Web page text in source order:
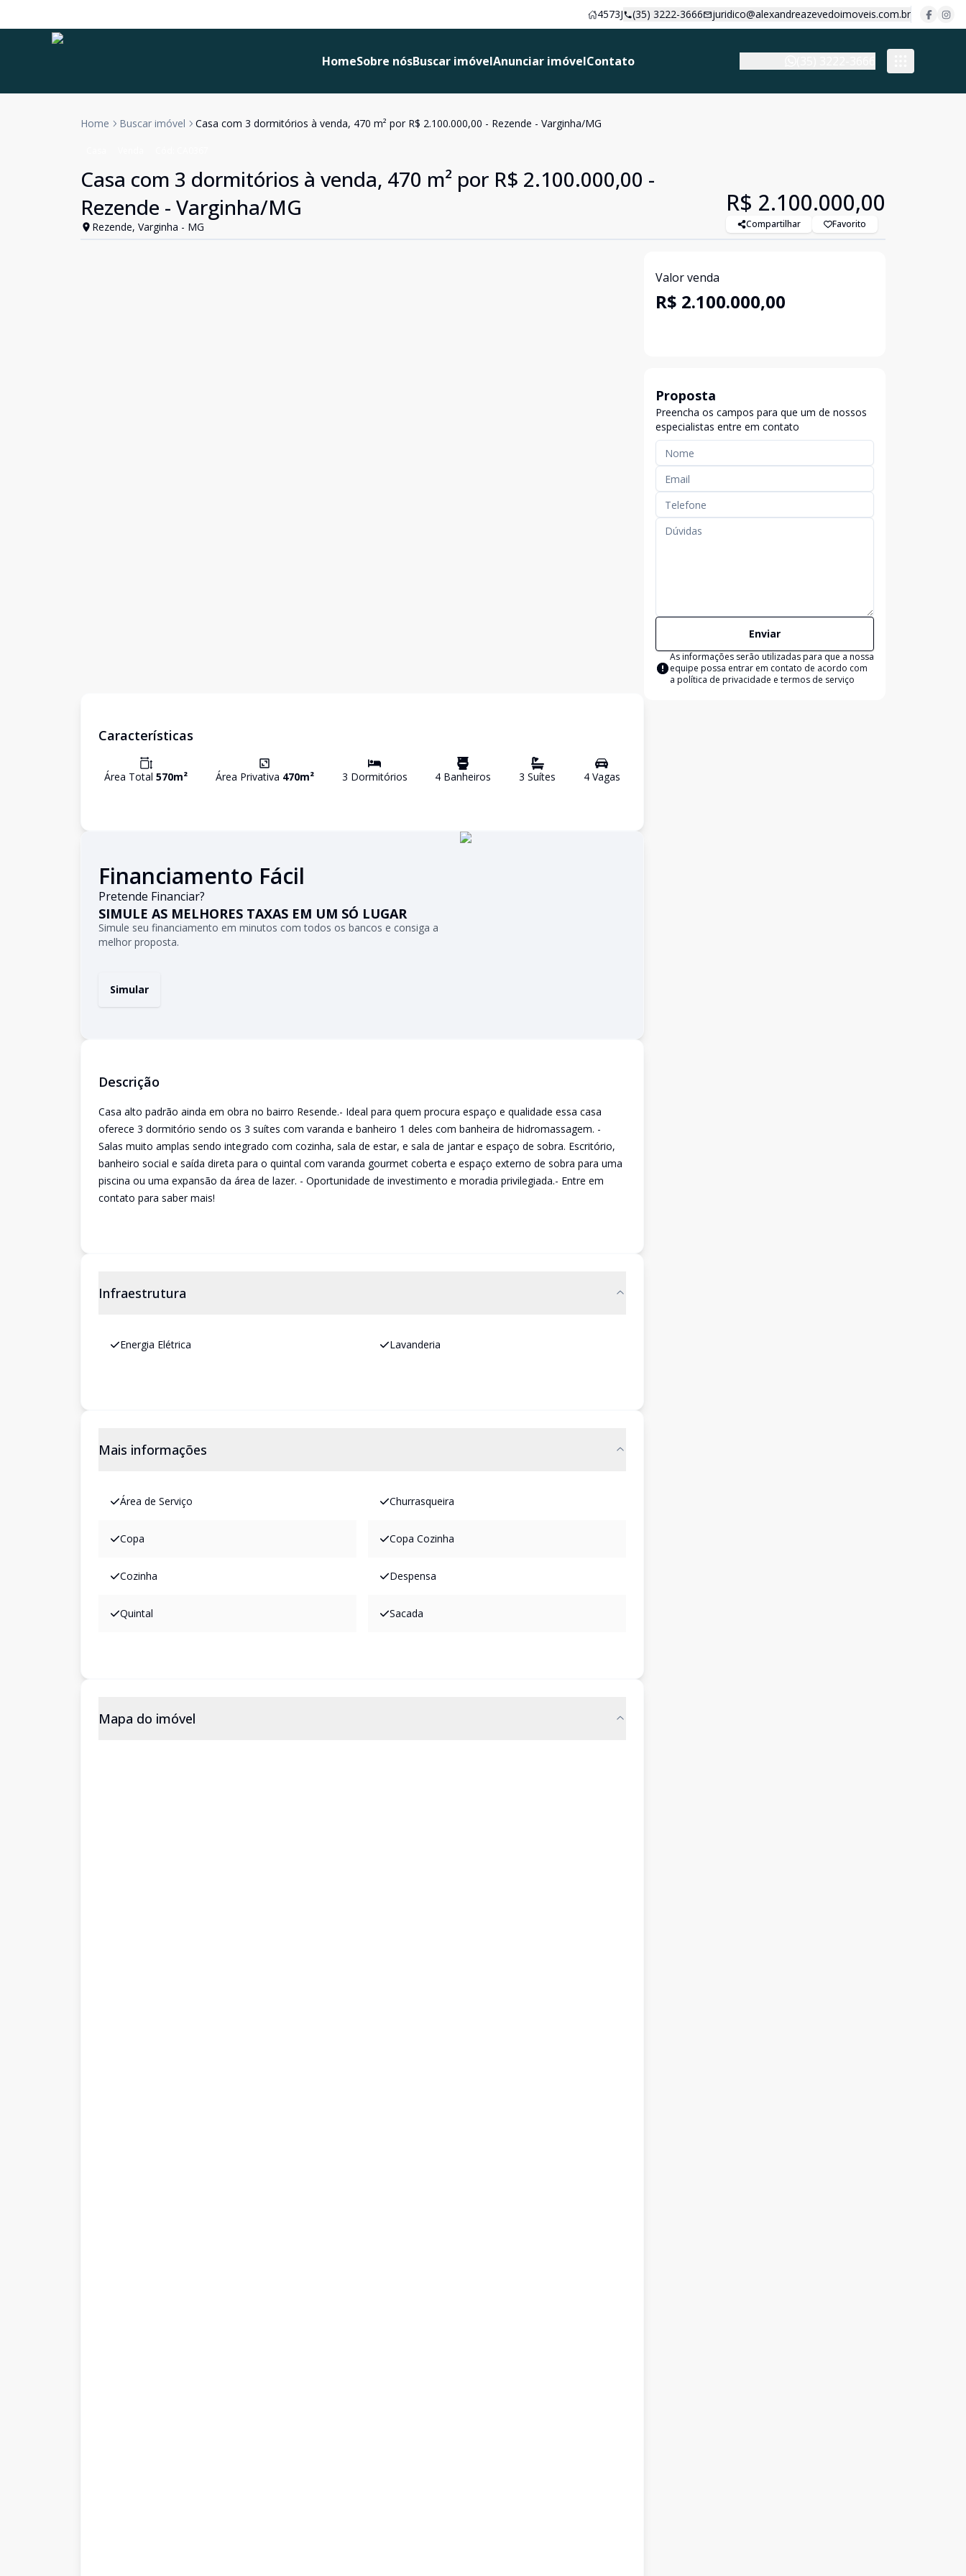
4573J (35) 3222-3666 juridico@alexandreazevedoimoveis.com.br
HomeSobre nósBuscar imóvelAnunciar imóvelContato
Home Buscar imóvel Casa com 3 dormitórios à venda, 470 m² por R$ 2.100.000,00 - Rezende - Varginha/MG
Casa com 3 dormitórios à venda, 470 m² por R$ 2.100.000,00 -
Rezende - Varginha/MG
Rezende, Varginha - MG
R$ 2.100.000,00
Compartilhar Favorito
Características
Área Total 570m² Área Privativa 470m² 3 Dormitórios 4 Banheiros 3 Suítes 4Vagas
Financiamento Fácil
Pretende Financiar?
SIMULE AS MELHORES TAXAS EM UM SÓ LUGAR
Simule seu financiamento em minutos com todos os bancos e consiga a
melhor proposta.
Simular
Descrição
Casa alto padrão ainda em obra no bairro Resende.- Ideal para quem procura espaço e qualidade essa casa
oferece 3 dormitório sendo os 3 suítes com varanda e banheiro 1 deles com banheira de hidromassagem. -
Salas muito amplas sendo integrado com cozinha, sala de estar, e sala de jantar e espaço de sobra. Escritório,
banheiro social e saída direta para o quintal com varanda gourmet coberta e espaço externo de sobra para uma
piscina ou uma expansão da área de lazer. - Oportunidade de investimento e moradia privilegiada.- Entre em
contato para saber mais!
Infraestrutura
Energia Elétrica Lavanderia
Mais informações
Área de Serviço Churrasqueira
Copa Copa Cozinha
Cozinha Despensa
Quintal Sacada
Mapa do imóvel
Valor venda
R$ 2.100.000,00
Proposta
Preencha os campos para que um de nossos
especialistas entre em contato
Enviar
As informações serão utilizadas para que a nossa
equipe possa entrar em contato de acordo com
a política de privacidade e termos de serviço